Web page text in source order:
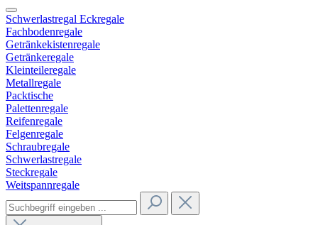
Schwerlastregal Eckregale
Fachbodenregale
Getränkekistenregale
Getränkeregale
Kleinteileregale
Metallregale
Packtische
Palettenregale
Reifenregale
Felgenregale
Schraubregale
Schwerlastregale
Steckregale
Weitspannregale